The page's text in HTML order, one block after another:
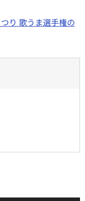
り 歌うま選手権の